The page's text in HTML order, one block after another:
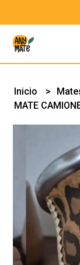
Inicio
MATE